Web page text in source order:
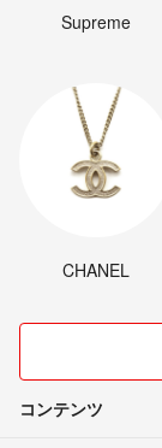
Supreme
CHANEL
コンテンツ